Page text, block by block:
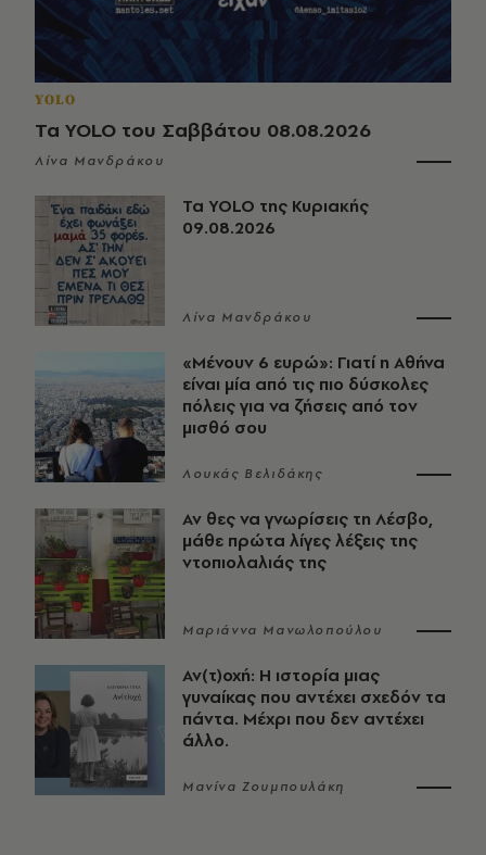
YOLO
Τα YOLO του Σαββάτου 08.08.2026
Λίνα Μανδράκου
Τα YOLO της Κυριακής
09.08.2026
Λίνα Μανδράκου
«Μένουν 6 ευρώ»: Γιατί η Αθήνα
είναι μία από τις πιο δύσκολες
πόλεις για να ζήσεις από τον
μισθό σου
Λουκάς Βελιδάκης
Αν θες να γνωρίσεις τη Λέσβο,
μάθε πρώτα λίγες λέξεις της
ντοπιολαλιάς της
Μαριάννα Μανωλοπούλου
Αν(τ)οχή: Η ιστορία μιας
γυναίκας που αντέχει σχεδόν τα
πάντα. Μέχρι που δεν αντέχει
άλλο.
Μανίνα Ζουμπουλάκη